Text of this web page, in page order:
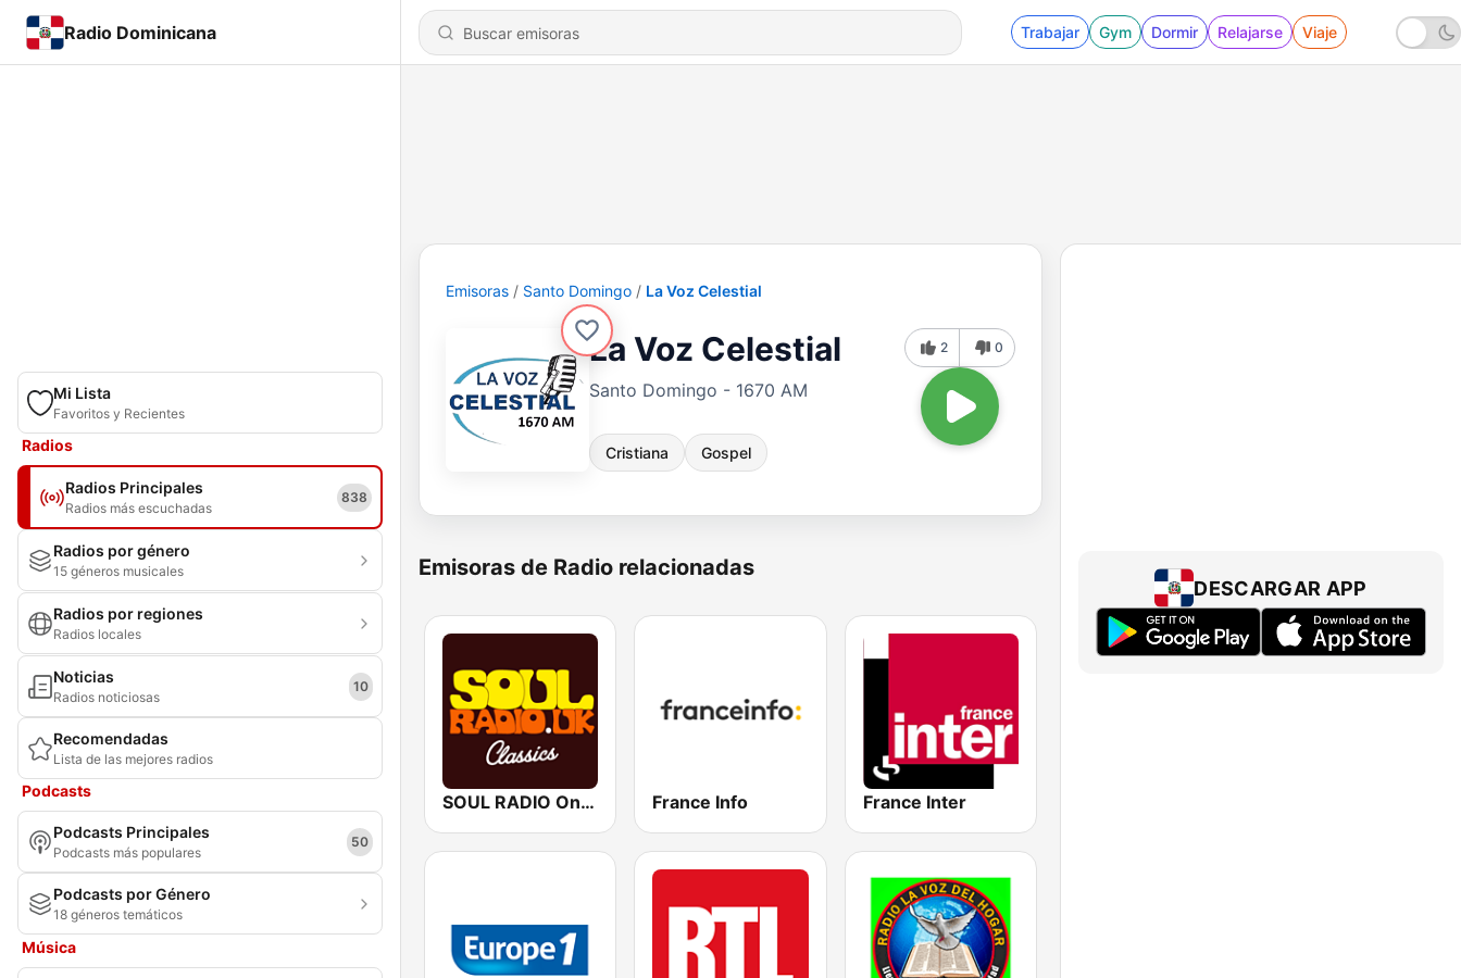
Radio Dominicana Trabajar Gym Dormir Relajarse Viaje
Mi Lista
Favoritos y Recientes
Radios
Radios Principales
Radios más escuchadas
838
Radios por género
15 géneros musicales
Radios por regiones
Radios locales
Noticias
Radios noticiosas
10
Recomendadas
Lista de las mejores radios
Podcasts
Podcasts Principales
Podcasts más populares
50
Podcasts por Género
18 géneros temáticos
Música
Emisoras Santo Domingo La Voz Celestial
La Voz Celestial
Santo Domingo - 1670 AM
Cristiana Gospel
2 0
Emisoras de Radio relacionadas
SOUL RADIO Only Classic Soul France Info France Inter
DESCARGAR APP